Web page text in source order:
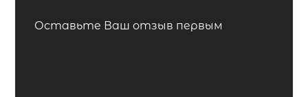
Оставьте Ваш отзыв первым